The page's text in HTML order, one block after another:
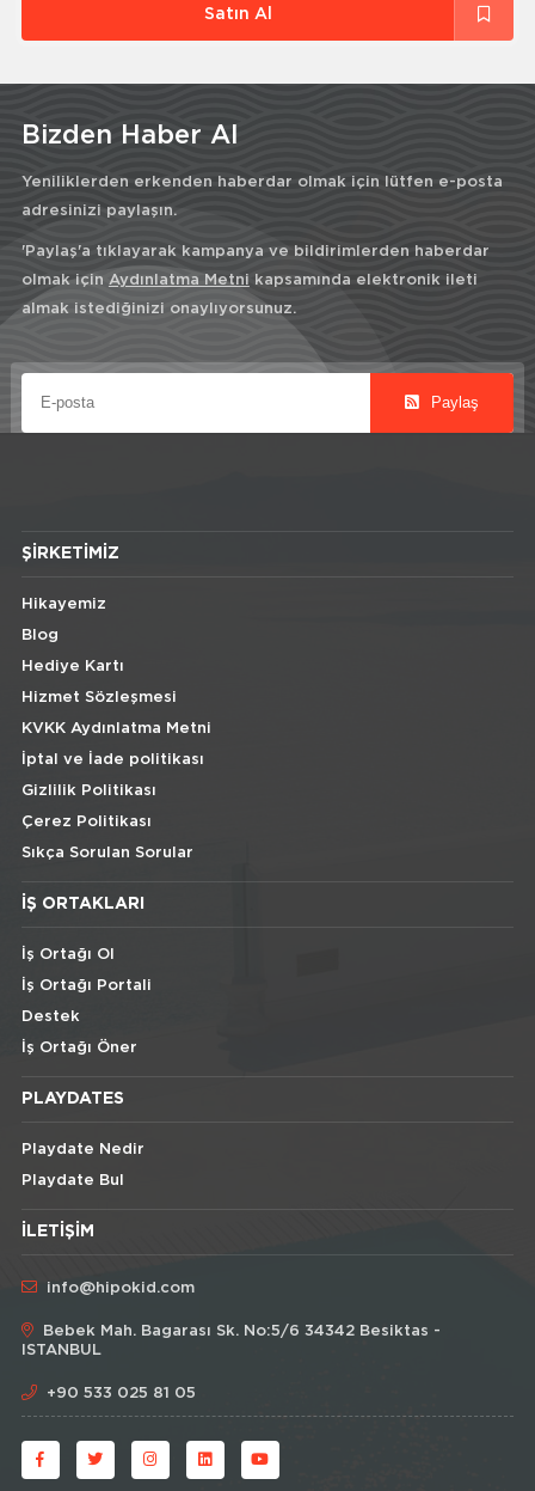
Satın Al
Bizden Haber Al
Yeniliklerden erkenden haberdar olmak için lütfen e-posta
adresinizi paylaşın.
'Paylaş'a tıklayarak kampanya ve bildirimlerden haberdar
olmak için Aydınlatma Metni kapsamında elektronik ileti
almak istediğinizi onaylıyorsunuz.
Paylaş
ŞIRKETIMIZ
Hikayemiz
Blog
Hediye Kartı
Hizmet Sözleşmesi
KVKK Aydınlatma Metni
İptal ve İade politikası
Gizlilik Politikası
Çerez Politikası
Sıkça Sorulan Sorular
İŞ ORTAKLARI
İş Ortağı Ol
İş Ortağı Portali
Destek
İş Ortağı Öner
PLAYDATES
Playdate Nedir
Playdate Bul
İLETIŞIM
info@hipokid.com
Bebek Mah. Bagarası Sk. No:5/6 34342 Besiktas -
ISTANBUL
+90 533 025 81 05